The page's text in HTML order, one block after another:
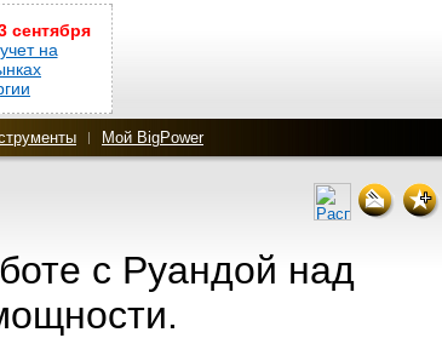
сентября
на
Мой BigPower
с Руандой над